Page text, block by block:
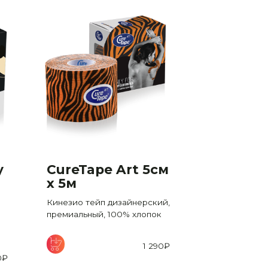
₽
CureTape Art 5см
x 5м
Кинезио тейп дизайнерский,
премиальный, 100% хлопок
1 290₽